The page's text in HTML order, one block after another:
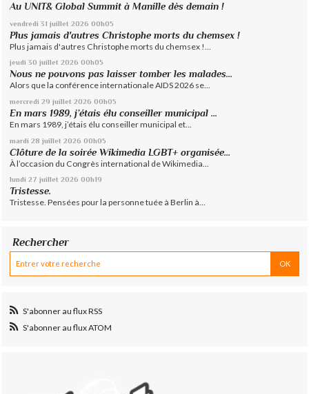
Au UNIT& Global Summit à Manille dès demain !
vendredi 31 juillet 2026 00h05
Plus jamais d'autres Christophe morts du chemsex !
Plus jamais d'autres Christophe morts du chemsex !...
jeudi 30 juillet 2026 00h05
Nous ne pouvons pas laisser tomber les malades...
Alors que la conférence internationale AIDS 2026 se...
mercredi 29 juillet 2026 00h05
En mars 1989, j’étais élu conseiller municipal ...
En mars 1989, j’étais élu conseiller municipal et...
mardi 28 juillet 2026 00h05
Clôture de la soirée Wikimedia LGBT+ organisée...
À l’occasion du Congrès international de Wikimedia...
lundi 27 juillet 2026 00h19
Tristesse.
Tristesse. Pensées pour la personne tuée à Berlin à...
Rechercher
S'abonner au flux RSS
S'abonner au flux ATOM